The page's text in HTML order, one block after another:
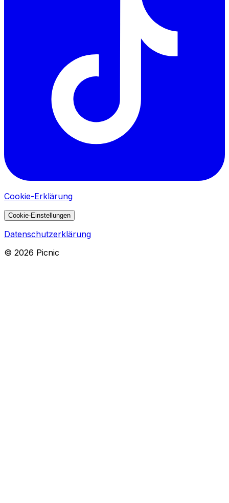
Cookie-Erklärung
Cookie-Einstellungen
Datenschutzerklärung
© 2026 Picnic